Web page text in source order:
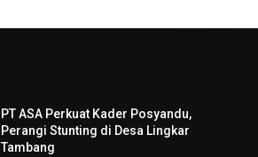
PT ASA Perkuat Kader Posyandu,
Perangi Stunting di Desa Lingkar
Tambang